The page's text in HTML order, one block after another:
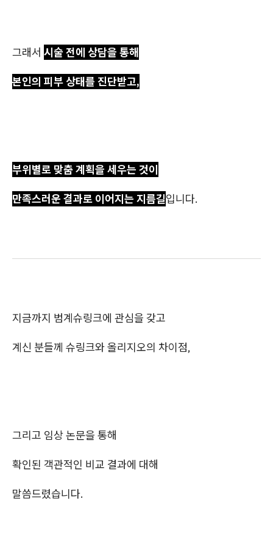
그래서 시술 전에 상담을 통해
본인의 피부 상태를 진단받고,
부위별로 맞춤 계획을 세우는 것이
만족스러운 결과로 이어지는 지름길입니다.
지금까지 범계슈링크에 관심을 갖고
계신 분들께 슈링크와 올리지오의 차이점,
그리고 임상 논문을 통해
확인된 객관적인 비교 결과에 대해
말씀드렸습니다.